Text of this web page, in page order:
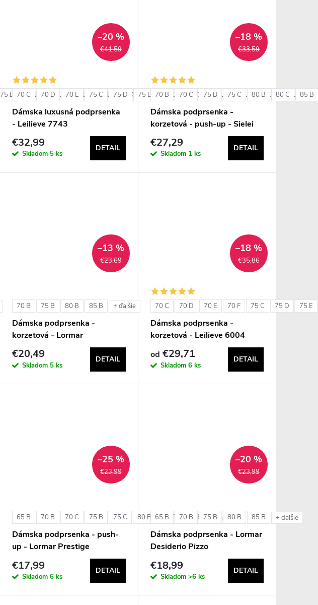
75 D 80 B 80 C 80 D 85 B 85 C 85 D 90 B 90 C + ďalšie
€41,59
–20 %
70 C 70 D 70 E 75 C 75 D 75 E 80 C 80 D 80 E 85 C 85 D 85 E 90
Dámska luxusná podprsenka
- Leilieve 7743
€32,99
Skladom 5 ks
DETAIL
€33,59
–18 %
70 B 70 C 75 B 75 C 80 B 80 C 85 B
Dámska podprsenka -
korzetová - push-up - Sielei
1580
€27,29
Skladom 1 ks
DETAIL
€23,69
–13 %
70 B 75 B 80 B 85 B + ďalšie
Dámska podprsenka -
korzetová - Lormar
ExtraOrdinary Fascia
€20,49
Skladom 5 ks
DETAIL
€35,86
–18 %
70 C 70 D 70 E 70 F 75 C 75 D 75 E
Dámska podprsenka -
korzetová - Leilieve 6004
od €29,71
Skladom 6 ks
DETAIL
€23,99
–25 %
65 B 70 B 70 C 75 B 75 C 80 B 80 C 85 B + ďalšie
Dámska podprsenka - push-
up - Lormar Prestige
€17,99
Skladom6 ks
DETAIL
€23,99
–20 %
65 B 70 B 75 B 80 B 85 B + ďalšie
Dámska podprsenka - Lormar
Desiderio Pizzo
€18,99
Skladom >6 ks
DETAIL